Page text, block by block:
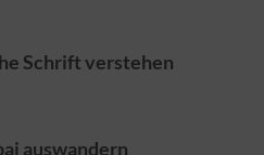
Schrift verstehen
auswandern